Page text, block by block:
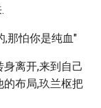
,那怕你是纯血"
离开,来到自己
布局,玖兰枢把